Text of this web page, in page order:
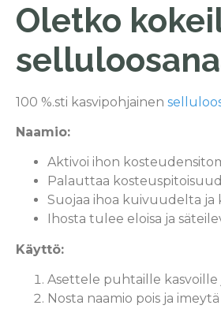
Oletko
100 %.sti kasvipohjainen
Naamio:
Aktivoi ihon
Palauttaa
Suojaa ihoa kuivuudelta ja
Ihosta tulee eloisa ja
Käyttö:
Asettele puhtaille
Nosta naamio pois ja